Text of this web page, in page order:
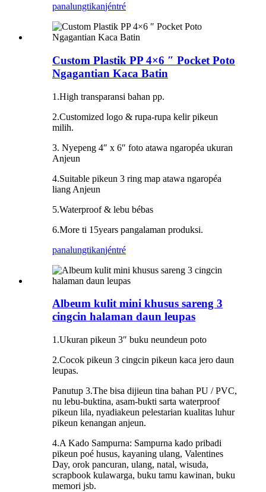
panalungtikanjéntré
Custom Plastik PP 4×6 ″ Pocket Poto
Ngagantian Kaca Batin
1.High transparansi bahan pp.
2.Customized logo & rupa-rupa kelir pikeun
milih.
3. Nyepeng 4″ x 6″ foto atawa ngaropéa ukuran
Anjeun
4.Suitable pikeun 3 ring map atawa ngaropéa
liang Anjeun
5.Waterproof & lebu bébas
6.More ti 15years pangalaman produksi.
panalungtikanjéntré
Albeum kulit mini khusus sareng 3
cingcin halaman daun leupas
1.Ukuran pikeun 3″ buku neundeun poto
2.Cocok pikeun 3 cingcin pikeun kaca jero daun
leupas.
Panutup 3.The bisa dijieun tina bahan PU / PVC,
nu lebu-buktina, asam-bukti sarta waterproof
pikeun lila, nyadiakeun pelestarian kualitas luhur
pikeun kenangan anjeun.
4.A Kado Sampurna: Sampurna kado pribadi
pikeun poé husus, kayaning ulang, Valentines
Day, orok pancuran, ulang, natal, wisuda,
scrapbook kulawarga, buku tamu kawinan, buku
memori jsb.